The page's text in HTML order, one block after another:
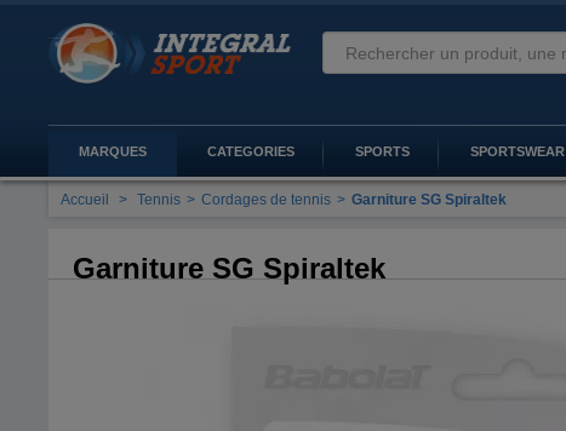
MARQUES CATEGORIES SPORTS SPORTSWEAR
Accueil > Tennis > Cordages de tennis > Garniture SG Spiraltek
Garniture SG Spiraltek